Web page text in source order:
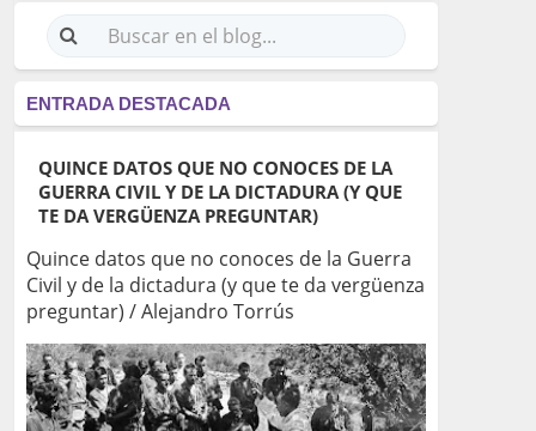
ENTRADA DESTACADA
QUINCE DATOS QUE NO CONOCES DE LA
GUERRA CIVIL Y DE LA DICTADURA (Y QUE
TE DA VERGÜENZA PREGUNTAR)
Quince datos que no conoces de la Guerra
Civil y de la dictadura (y que te da vergüenza
preguntar) / Alejandro Torrús